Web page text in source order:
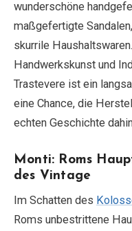
wunderschöne
maßgefertigte
skurrile
Handwerkskunst und
Trastevere ist ein
eine Chance, die
echten Geschichte
Monti: Roms
des Vintage
Im Schatten des
Roms unbestrittene